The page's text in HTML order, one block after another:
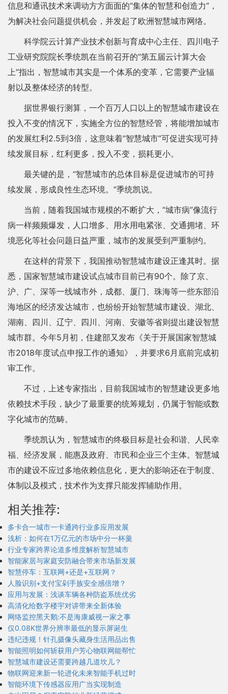
信息和通讯技术来调动方方面面的“集体的智慧和创造力”，
为解决社会问题提供机会，并发起了欧洲智慧城市网络。
科学院云计算产业技术创新与育成中心主任、四川电子
工业研究院院长季统凯在当前召开的“第五届云计算大会
上”指出，智慧城市其实是一个体系的变革，它需要产业辐
射以及整体经济的转型。
据世界银行测算，一个百万人口以上的智慧城市建设在
投入不变的情况下，实施全方位的智慧经管，将能增加城市
的发展红利2.5到3倍，这意味着“智慧城市”可促进实现可持
续发展目标，红利更多，投入不变，损耗更小。
最关键的是，“智慧城市的总体目标是促进城市的可持
续发展，形成良性生态环境。”季统凯说。
当前，随着我国城市规模的不断扩大，“城市病”像流行
病一样频频爆发，人口增多、用水用电紧张、交通拥堵、环
境恶化等社会问题日益严重，城市的发展受到严重制约。
在这样的背景下，我国推动智慧城市建设正逢其时。据
悉，国家智慧城市建设试点城市目前已有90个。除了京、
沪、广、深等一线城市外，成都、厦门、珠海等一些东部沿
海地区的经济发达城市，也纷纷开始智慧城市建设。湖北、
湖南、四川、辽宁、四川、河南、安徽等省则提出建设智慧
城市群。今年5月初，住建部又发布《关于开展国家智慧城
市2018年度试点申报工作的通知》，并要求6月底前完成初
审工作。
不过，上述专家指出，目前我国城市的智慧建设更多地
依赖技术手段，缺少了最重要的统筹规划，仍属于智能或数
字化城市的范畴。
季统凯认为，智慧城市的终极目标是社会和谐、人民幸
福、经济发展，能惠及政府、市民和企业三个主体。智慧城
市的建设不应过多地依赖信息化，更大的影响还在于制度、
体制以及模式，技术作为支撑只能发挥辅助作用。
相关推荐:
多卡合一城市一卡通跨行业多应用发展
浅析：如何在1万亿元的市场中分一杯羹
行业专家跨界论道多维度解析智慧城市
智能家居与家庭安防融合带来市场新发展
智慧停车：互联网+还是+互联网？
人脸识别+支付宝剁手族安全感倍增？
应用与发展：浅谈车辆各种防盗系统优劣
高清化给数字楼宇对讲带来全新体验
网络监控黑天鹅:不是海康威视一家之事
仅0.08K世界分辨率最低的显示屏诞生
违纪违规！针孔摄像头藏身生活用品出售
智能照明如何斩获用户芳心物联网能帮忙
智慧城市建设还需要跨越几道坎儿？
物联网迎来新一轮进化未来智能手机过时
智能环境下传感器应用广当实现制造